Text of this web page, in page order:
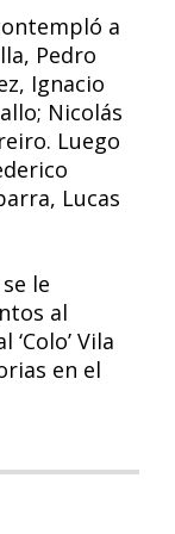
a
Pedro
Ignacio
Nicolás
Luego
Lucas
le
al
Vila
en el